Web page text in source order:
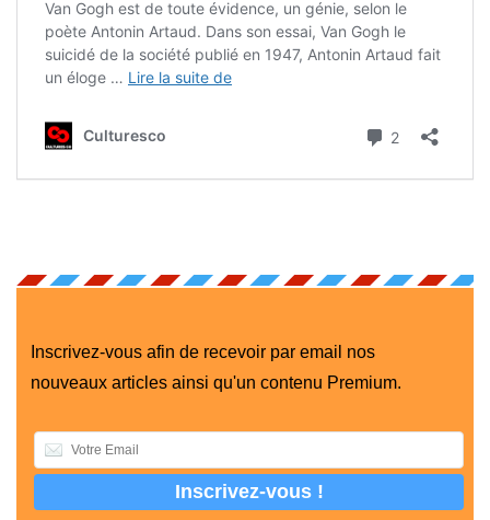
Inscrivez-vous afin de recevoir par email nos
nouveaux articles ainsi qu'un contenu Premium.